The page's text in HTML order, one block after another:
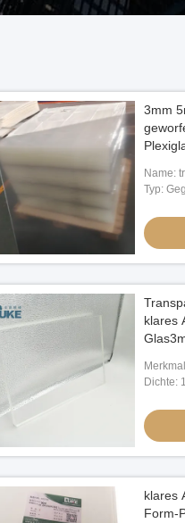
3mm
Name:
Typ:
klares
Dichte:
klares
Form-